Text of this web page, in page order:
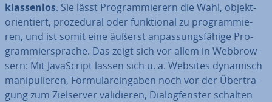
klas­sen­los. Sie lässt Pro­gram­mie­rern die Wahl, ob­jekt­
ori­en­tiert, pro­ze­du­ral oder funk­tio­nal zu pro­gram­mie­
ren, und ist somit eine äußerst an­pas­sungs­fä­hi­ge Pro­
gram­mier­spra­che. Das zeigt sich vor allem in Web­brow­
sern: Mit Ja­va­Script lassen sich u. a. Websites dynamisch
ma­ni­pu­lie­ren, For­mu­lar­ein­ga­ben noch vor der Über­tra­
gung zum Ziel­ser­ver va­li­die­ren, Dia­log­fens­ter schalten